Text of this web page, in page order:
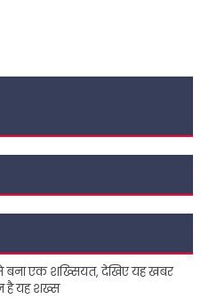
एक शख्सियत, देखिए यह खबर
है यह शख्स